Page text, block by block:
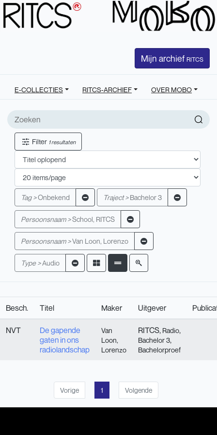
Mijn archief RITCS
E-COLLECTIES RITCS-ARCHIEF OVER MOBO
Filter 1 resultaten
Tag >Onbekend Traject > Bachelor 3
Persoonsnaam >School, RITCS
Persoonsnaam >Van Loon, Lorenzo
Type >Audio
Besch. Titel Maker Uitgever
NVT
De gapende
gaten in ons
radiolandschap
Van
Loon,
Lorenzo
RITCS, Radio,
Bachelor 3,
Bachelorproef
Vorige 1 Volgende